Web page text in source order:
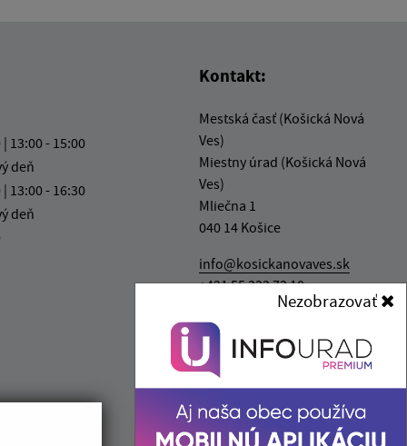
13:00 - 15:00
deň
13:00 - 16:30
deň
Kontakt:
Mestská časť (Košická Nová
Ves)
Miestny úrad (Košická Nová
Ves)
Mliečna 1
040 14 Košice
info@kosickanovaves.sk
+421 55 333 73 10
IČO: 00 690 996
Nezobrazovať